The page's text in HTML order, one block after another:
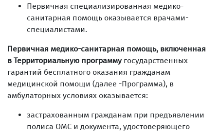
Первичная специализированная медико-
санитарная помощь оказывается врачами-
специалистами.
Первичная медико-санитарная помощь, включенная
в Территориальную программугосударственных
гарантий бесплатного оказания гражданам
медицинской помощи (далее -Программа), в
амбулаторных условиях оказывается:
застрахованным гражданам при предъявлении
полиса ОМС и документа, удостоверяющего